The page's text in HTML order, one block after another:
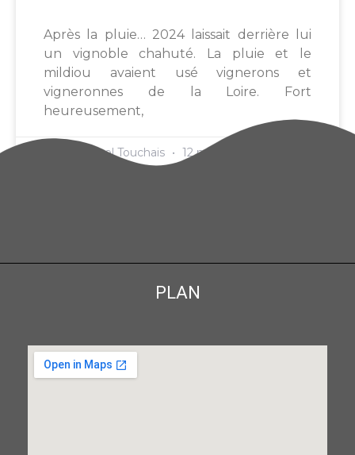
Après la pluie… 2024 laissait derrière lui
un vignoble chahuté. La pluie et le
mildiou avaient usé vignerons et
vigneronnes de la Loire. Fort
heureusement,
Samuel Touchais 12 novembre 2025
PLAN